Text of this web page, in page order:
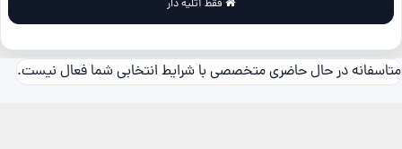
متاسفانه در حال حاضری متخصصی با شرایط انتخابی شما فعال نیست.